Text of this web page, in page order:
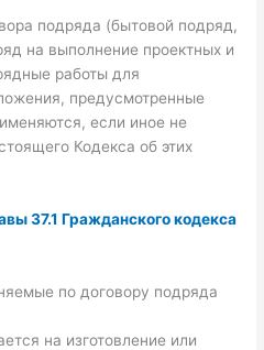
подряда (бытовой подряд,
на выполнение проектных и
работы для
предусмотренные
если иное не
Кодекса об этих
37.1 Гражданского кодекса
по договору подряда
на изготовление или